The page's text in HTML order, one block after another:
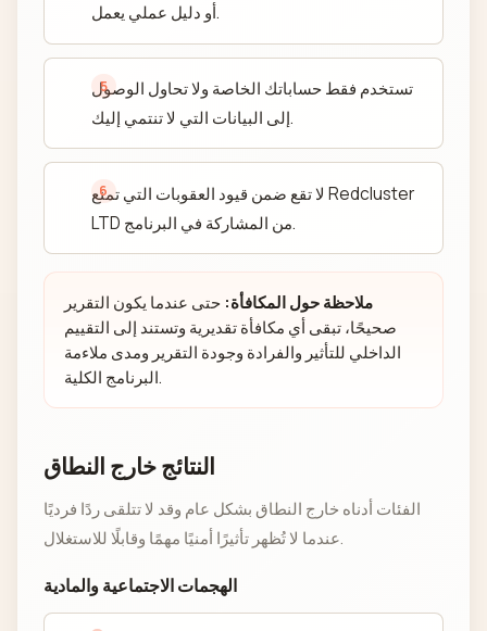
أو دليل عملي يعمل.
تستخدم فقط حساباتك الخاصة ولا تحاول الوصول
إلى البيانات التي لا تنتمي إليك.
لا تقع ضمن قيود العقوبات التي تمنع Redcluster
LTD من المشاركة في البرنامج.
ملاحظة حول المكافأة: حتى عندما يكون التقرير
صحيحًا، تبقى أي مكافأة تقديرية وتستند إلى التقييم
الداخلي للتأثير والفرادة وجودة التقرير ومدى ملاءمة
البرنامج الكلية.
النتائج خارج النطاق
الفئات أدناه خارج النطاق بشكل عام وقد لا تتلقى ردًا فرديًا
عندما لا تُظهر تأثيرًا أمنيًا مهمًا وقابلًا للاستغلال.
الهجمات الاجتماعية والمادية